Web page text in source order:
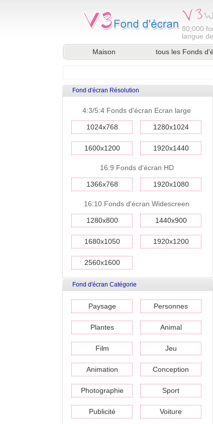
80,000
langue
Maison tous les Fonds
Fond d'écran Résolution
4:3/5:4 Fonds d'écran Ecran large
1024x768 1280x1024
1600x1200 1920x1440
16:9 Fonds d'écran HD
1366x768 1920x1080
16:10 Fonds d'écran Widescreen
1280x800 1440x900
1680x1050 1920x1200
2560x1600
Fond d'écran Catégorie
Paysage Personnes
Plantes Animal
Film Jeu
Animation Conception
Photographie Sport
Publicité Voiture